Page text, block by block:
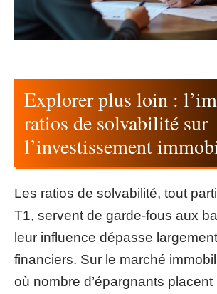
Explorer plus loin :
ratios de solvabilité sur
l’investissement
Les ratios de solvabilité, tout
T1, servent de garde-fous aux
leur influence dépasse
financiers. Sur le marché
où nombre d’épargnants